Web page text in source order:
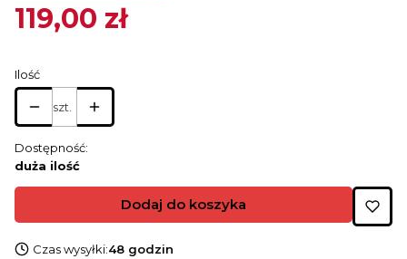
Cena
119,00 zł
Ilość
szt.
Dostępność:
duża ilość
Dodaj do koszyka
Czas wysyłki:48 godzin